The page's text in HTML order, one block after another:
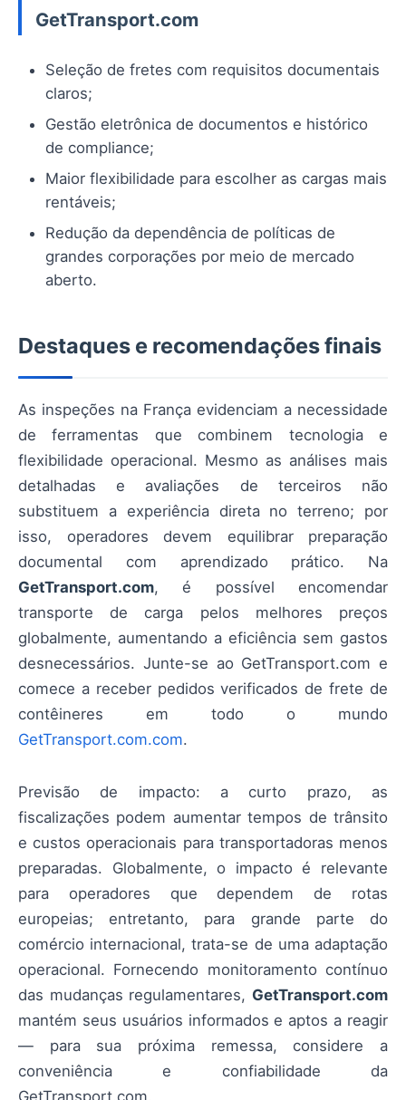
GetTransport.com
Seleção de fretes com requisitos documentais
claros;
Gestão eletrônica de documentos e histórico
de compliance;
Maior flexibilidade para escolher as cargas mais
rentáveis;
Redução da dependência de políticas de
grandes corporações por meio de mercado
aberto.
Destaques e recomendações finais
As inspeções na França evidenciam a necessidade
de ferramentas que combinem tecnologia e
flexibilidade operacional. Mesmo as análises mais
detalhadas e avaliações de terceiros não
substituem a experiência direta no terreno; por
isso, operadores devem equilibrar preparação
documental com aprendizado prático. Na
GetTransport.com, é possível encomendar
transporte de carga pelos melhores preços
globalmente, aumentando a eficiência sem gastos
desnecessários. Junte-se ao GetTransport.com e
comece a receber pedidos verificados de frete de
contêineres em todo o mundo
GetTransport.com.com.
Previsão de impacto: a curto prazo, as
fiscalizações podem aumentar tempos de trânsito
e custos operacionais para transportadoras menos
preparadas. Globalmente, o impacto é relevante
para operadores que dependem de rotas
europeias; entretanto, para grande parte do
comércio internacional, trata-se de uma adaptação
operacional. Fornecendo monitoramento contínuo
das mudanças regulamentares, GetTransport.com
mantém seus usuários informados e aptos a reagir
— para sua próxima remessa, considere a
conveniência e confiabilidade da